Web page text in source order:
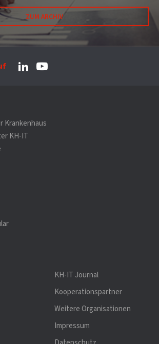
ZUM ARCHIV
Krankenhaus
KH-IT
KH-IT Journal
Kooperationspartner
Weitere Organisationen
Impressum